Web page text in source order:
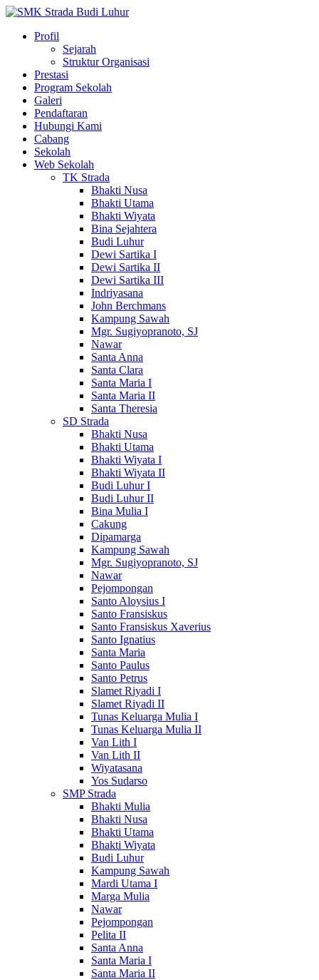
Profil
Sejarah
Struktur Organisasi
Prestasi
Program Sekolah
Galeri
Pendaftaran
Hubungi Kami
Cabang
Sekolah
Web Sekolah
TK Strada
Bhakti Nusa
Bhakti Utama
Bhakti Wiyata
Bina Sejahtera
Budi Luhur
Dewi Sartika I
Dewi Sartika II
Dewi Sartika III
Indriyasana
John Berchmans
Kampung Sawah
Mgr. Sugiyopranoto, SJ
Nawar
Santa Anna
Santa Clara
Santa Maria I
Santa Maria II
Santa Theresia
SD Strada
Bhakti Nusa
Bhakti Utama
Bhakti Wiyata I
Bhakti Wiyata II
Budi Luhur I
Budi Luhur II
Bina Mulia I
Cakung
Dipamarga
Kampung Sawah
Mgr. Sugiyopranoto, SJ
Nawar
Pejompongan
Santo Aloysius I
Santo Fransiskus
Santo Fransiskus Xaverius
Santo Ignatius
Santa Maria
Santo Paulus
Santo Petrus
Slamet Riyadi I
Slamet Riyadi II
Tunas Keluarga Mulia I
Tunas Keluarga Mulia II
Van Lith I
Van Lith II
Wiyatasana
Yos Sudarso
SMP Strada
Bhakti Mulia
Bhakti Nusa
Bhakti Utama
Bhakti Wiyata
Budi Luhur
Kampung Sawah
Mardi Utama I
Marga Mulia
Nawar
Pejompongan
Pelita II
Santa Anna
Santa Maria I
Santa Maria II